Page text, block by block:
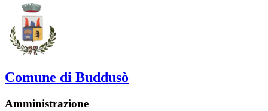
Comune di Buddusò
Amministrazione